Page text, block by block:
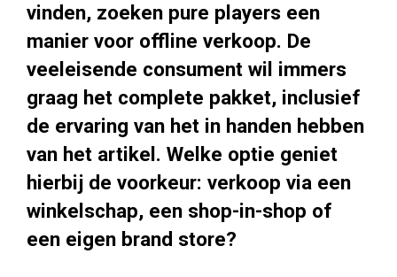
vinden, zoeken pure players een
manier voor offline verkoop. De
veeleisende consument wil immers
graag het complete pakket, inclusief
de ervaring van het in handen hebben
van het artikel. Welke optie geniet
hierbij de voorkeur: verkoop via een
winkelschap, een shop-in-shop of
een eigen brand store?